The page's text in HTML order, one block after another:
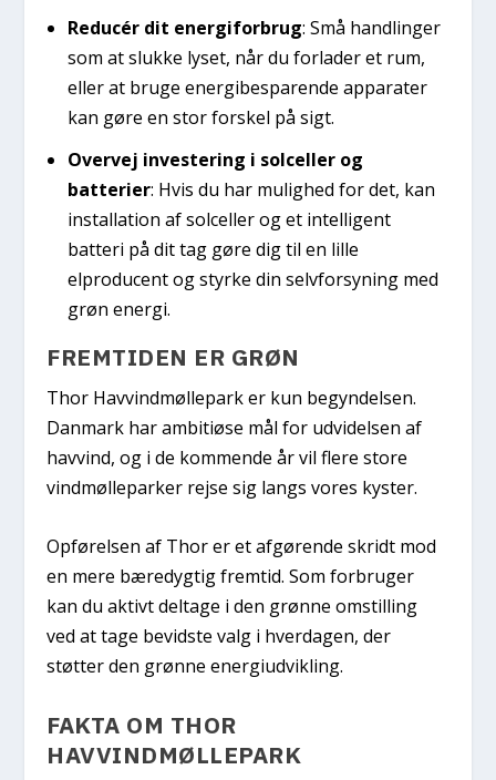
Reducér dit energiforbrug: Små handlinger
som at slukke lyset, når du forlader et rum,
eller at bruge energibesparende apparater
kan gøre en stor forskel på sigt.
Overvej investering i solceller og
batterier: Hvis du har mulighed for det, kan
installation af solceller og et intelligent
batteri på dit tag gøre dig til en lille
elproducent og styrke din selvforsyning med
grøn energi.
FREMTIDEN ER GRØN
Thor Havvindmøllepark er kun begyndelsen.
Danmark har ambitiøse mål for udvidelsen af
havvind, og i de kommende år vil flere store
vindmølleparker rejse sig langs vores kyster.
Opførelsen af Thor er et afgørende skridt mod
en mere bæredygtig fremtid. Som forbruger
kan du aktivt deltage i den grønne omstilling
ved at tage bevidste valg i hverdagen, der
støtter den grønne energiudvikling.
FAKTA OM THOR
HAVVINDMØLLEPARK